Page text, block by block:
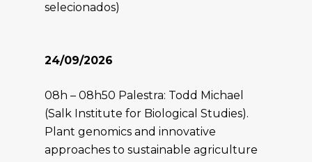
selecionados)
24/09/2026
08h – 08h50 Palestra: Todd Michael
(Salk Institute for Biological Studies).
Plant genomics and innovative
approaches to sustainable agriculture